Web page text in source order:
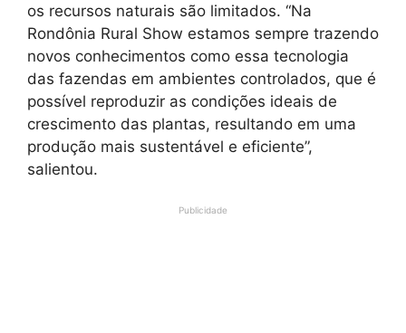
os recursos naturais são limitados. “Na
Rondônia Rural Show estamos sempre trazendo
novos conhecimentos como essa tecnologia
das fazendas em ambientes controlados, que é
possível reproduzir as condições ideais de
crescimento das plantas, resultando em uma
produção mais sustentável e eficiente”,
salientou.
Publicidade